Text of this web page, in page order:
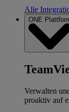
Alle
ONE
Verwalten
proaktiv auf